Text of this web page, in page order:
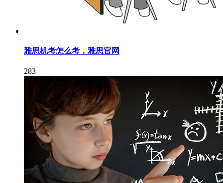
雅思机考怎么考，雅思官网
283